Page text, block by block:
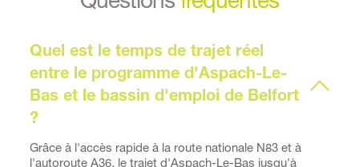
Quel est le temps de trajet réel
entre le programme d'Aspach-Le-
Bas et le bassin d'emploi de Belfort
?
Grâce à l'accès rapide à la route nationale N83 et à
l'autoroute A36, le trajet d'Aspach-Le-Bas jusqu'à